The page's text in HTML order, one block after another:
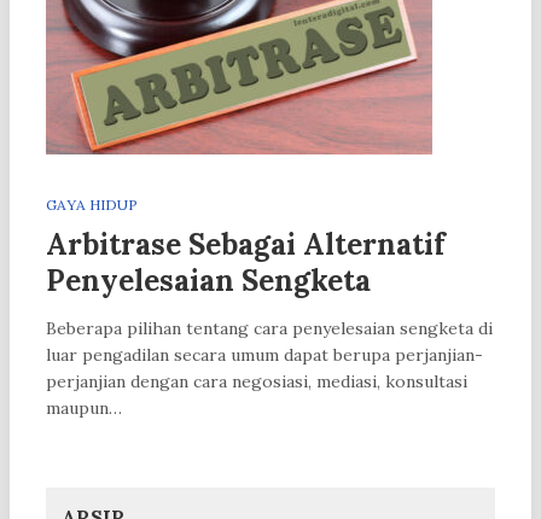
GAYA HIDUP
Arbitrase Sebagai Alternatif
Penyelesaian Sengketa
Beberapa pilihan tentang cara penyelesaian sengketa di
luar pengadilan secara umum dapat berupa perjanjian-
perjanjian dengan cara negosiasi, mediasi, konsultasi
maupun…